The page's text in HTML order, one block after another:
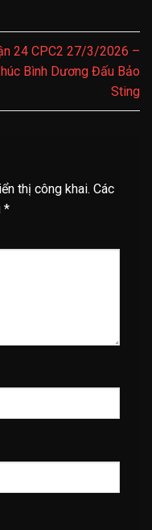
24 CPC2 27/3/2026 –
Bình Dương Đấu Bảo
Sting
thị công khai. Các
*